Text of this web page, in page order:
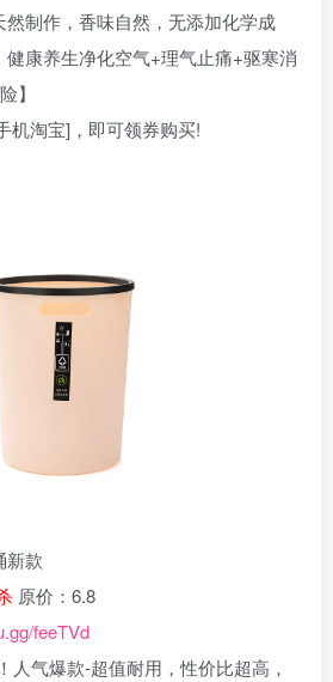
然制作，香味自然，无添加化学成
康养生净化空气+理气止痛+驱寒消
】
机淘宝]，即可领券购买!
新款
原价：6.8
feeTVd
人气爆款-超值耐用，性价比超高，